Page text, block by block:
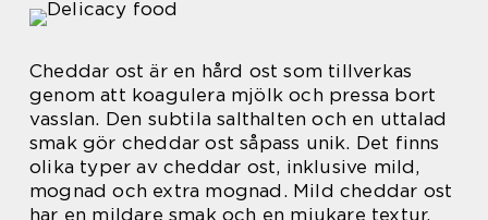
Cheddar ost är en hård ost som tillverkas
genom att koagulera mjölk och pressa bort
vasslan. Den subtila salthalten och en uttalad
smak gör cheddar ost såpass unik. Det finns
olika typer av cheddar ost, inklusive mild,
mognad och extra mognad. Mild cheddar ost
har en mildare smak och en mjukare textur,